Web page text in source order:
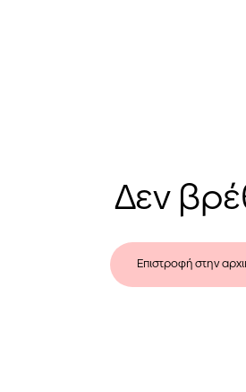
Δεν
Επιστροφή στην